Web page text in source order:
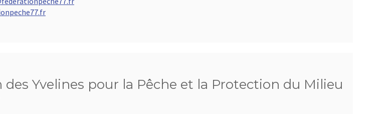
des Yvelines pour la Pêche et la Protection du Milieu